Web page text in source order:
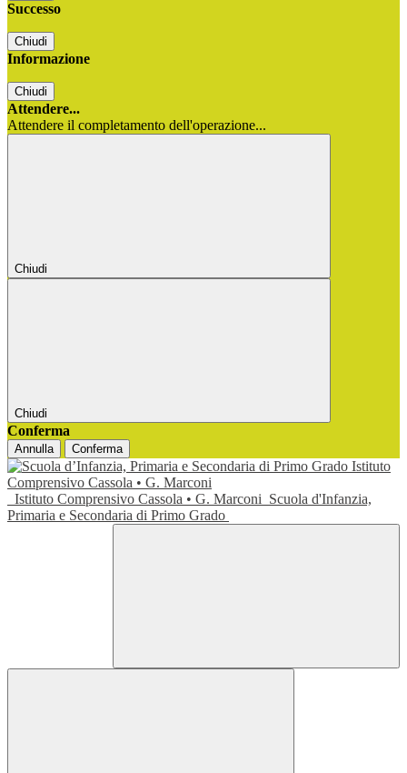
Successo
Chiudi
Informazione
Chiudi
Attendere...
Attendere il completamento dell'operazione...
Chiudi
Chiudi
Conferma
Annulla Conferma
Istituto Comprensivo Cassola • G. Marconi Scuola d'Infanzia,
Primaria e Secondaria di Primo Grado